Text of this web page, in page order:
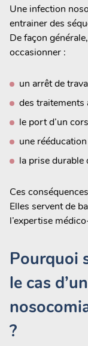
Une infection
entrainer des
De façon
occasionner :
un arrêt de
des
le port d’un
une
la prise durable
Ces
Elles servent de
l’expertise
Pourquoi
le cas
?